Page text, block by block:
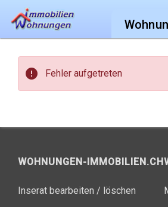
error Fehler aufgetreten
WOHNUNGEN-IMMOBILIEN.CH
Inserat bearbeiten / löschen